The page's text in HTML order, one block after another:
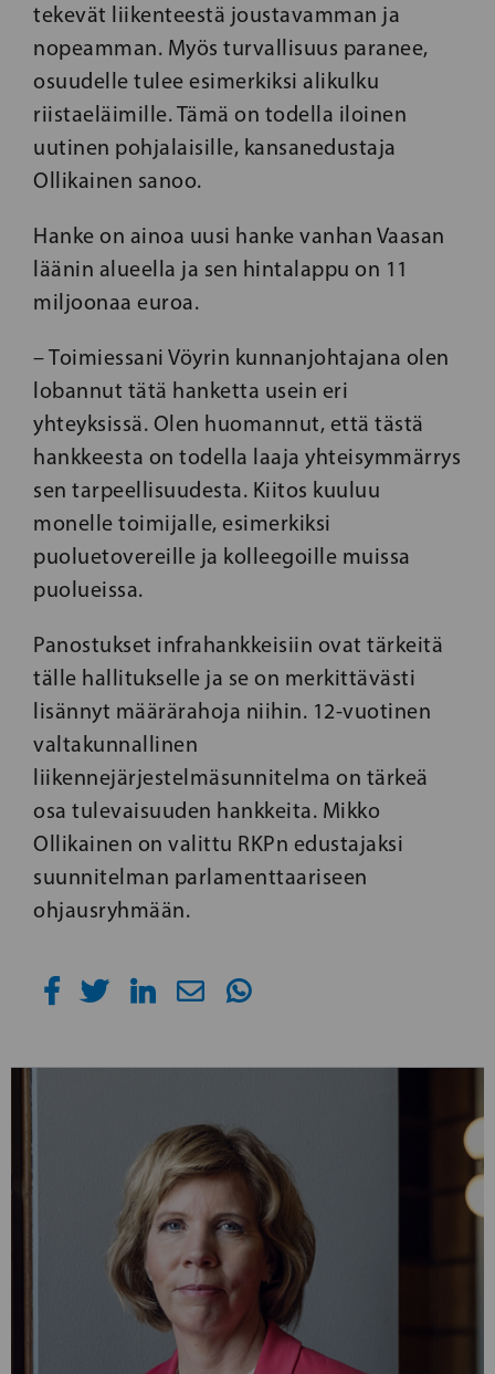
tekevät liikenteestä joustavamman ja
nopeamman. Myös turvallisuus paranee,
osuudelle tulee esimerkiksi alikulku
riistaeläimille. Tämä on todella iloinen
uutinen pohjalaisille, kansanedustaja
Ollikainen sanoo.
Hanke on ainoa uusi hanke vanhan Vaasan
läänin alueella ja sen hintalappu on 11
miljoonaa euroa.
– Toimiessani Vöyrin kunnanjohtajana olen
lobannut tätä hanketta usein eri
yhteyksissä. Olen huomannut, että tästä
hankkeesta on todella laaja yhteisymmärrys
sen tarpeellisuudesta. Kiitos kuuluu
monelle toimijalle, esimerkiksi
puoluetovereille ja kolleegoille muissa
puolueissa.
Panostukset infrahankkeisiin ovat tärkeitä
tälle hallitukselle ja se on merkittävästi
lisännyt määrärahoja niihin. 12-vuotinen
valtakunnallinen
liikennejärjestelmäsunnitelma on tärkeä
osa tulevaisuuden hankkeita. Mikko
Ollikainen on valittu RKPn edustajaksi
suunnitelman parlamenttaariseen
ohjausryhmään.